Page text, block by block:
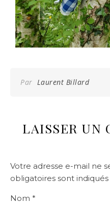
Par Laurent Billard
LAISSER UN
Votre adresse e-mail ne
obligatoires sont indiqués
Nom *